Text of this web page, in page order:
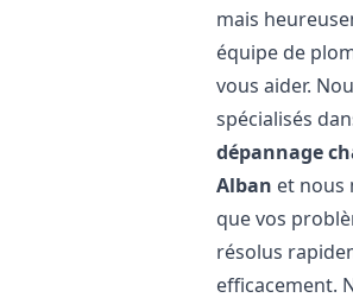
mais
équipe de
vous aider.
spécialisés
dépannage
Alban et nous
que vos
résolus
efficacement.